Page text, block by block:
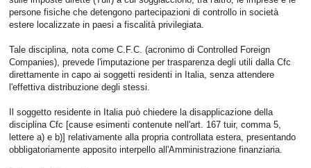
persone fisiche che detengono partecipazioni di controllo in società
estere localizzate in paesi a fiscalità privilegiata.
Tale disciplina, nota come C.F.C. (acronimo di Controlled Foreign
Companies), prevede l'imputazione per trasparenza degli utili dalla Cfc
direttamente in capo ai soggetti residenti in Italia, senza attendere
l'effettiva distribuzione degli stessi.
Il soggetto residente in Italia può chiedere la disapplicazione della
disciplina Cfc [cause esimenti contenute nell'art. 167 tuir, comma 5,
lettere a) e b)] relativamente alla propria controllata estera, presentando
obbligatoriamente apposito interpello all'Amministrazione finanziaria.